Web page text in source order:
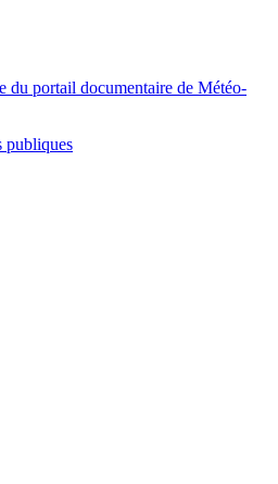
du portail documentaire de Météo-
publiques